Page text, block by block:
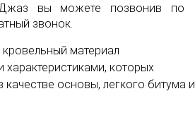
Джаз вы можете позвонив по
звонок.
материал
которых
основы, легкого битума и